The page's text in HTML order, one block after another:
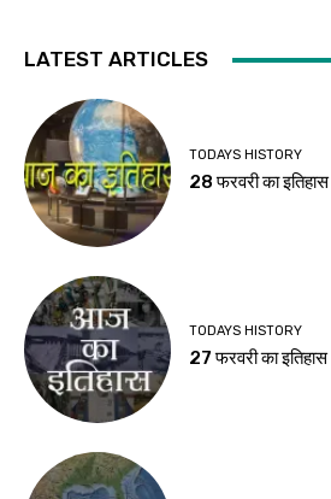
LATEST ARTICLES
TODAYS HISTORY
28 फरवरी का इतिहास
TODAYS HISTORY
27 फरवरी का इतिहास